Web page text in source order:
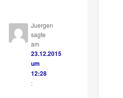
Juergen
sagte
am
23.12.2015
um
12:28
: